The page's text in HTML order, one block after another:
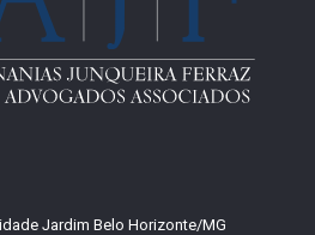
Jardim Belo Horizonte/MG